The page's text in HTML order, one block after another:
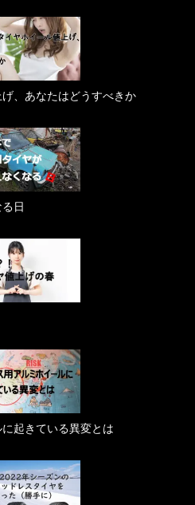
、あなたはどうすべきか
日
起きている異変とは